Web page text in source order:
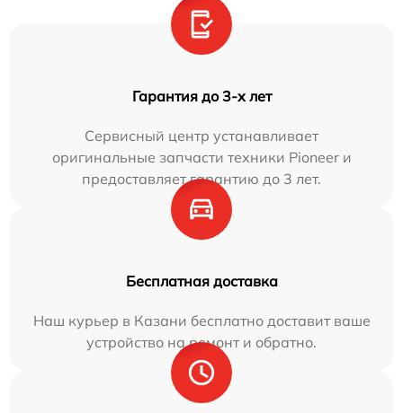
Гарантия до 3-х лет
Сервисный центр устанавливает
оригинальные запчасти техники Pioneer и
предоставляет гарантию до 3 лет.
Бесплатная доставка
Наш курьер в Казани бесплатно доставит ваше
устройство на ремонт и обратно.